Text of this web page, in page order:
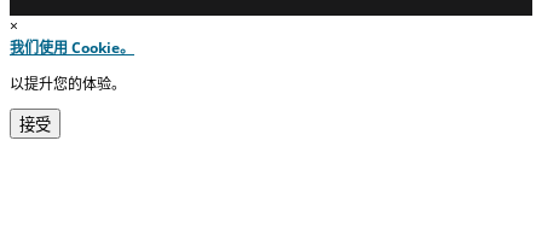
×
我们使用 Cookie。
以提升您的体验。
接受